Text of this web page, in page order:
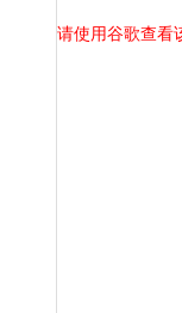
请使用谷歌查看